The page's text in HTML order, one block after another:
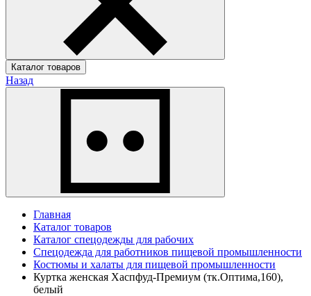
Каталог товаров
Назад
Главная
Каталог товаров
Каталог спецодежды для рабочих
Спецодежда для работников пищевой промышленности
Костюмы и халаты для пищевой промышленности
Куртка женская Хаспфуд-Премиум (тк.Оптима,160),
белый